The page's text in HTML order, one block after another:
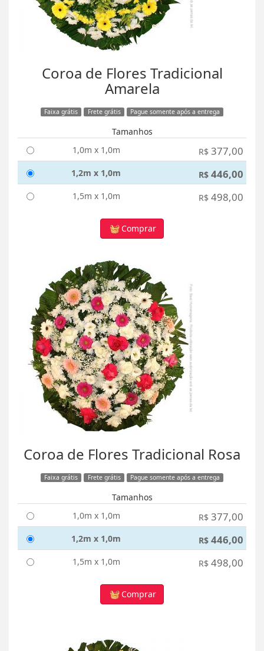
Coroa de Flores Tradicional
Amarela
Faixa grátis Frete grátis Pague somente após a entrega
Tamanhos
1,0m x 1,0m
R$ 377,00
1,2m x 1,0m R$ 446,00
1,5m x 1,0m R$ 498,00
Comprar
Coroa de Flores Tradicional Rosa
Faixa grátis Frete grátis Pague somente após a entrega
Tamanhos
1,0m x 1,0m
R$ 377,00
1,2m x 1,0m R$ 446,00
1,5m x 1,0m R$ 498,00
Comprar